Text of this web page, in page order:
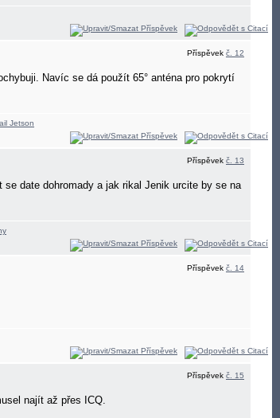
Příspěvek č. 12
Navíc se dá použít 65° anténa pro pokrytí
Příspěvek č. 13
date dohromady a jak rikal Jenik urcite by se na
Příspěvek č. 14
Příspěvek č. 15
najít až přes ICQ.